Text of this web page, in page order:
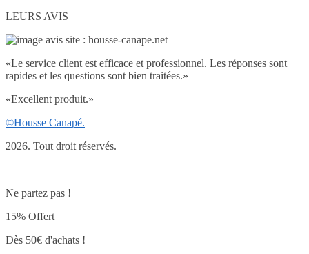
LEURS AVIS
«Le service client est efficace et professionnel. Les réponses sont
rapides et les questions sont bien traitées.»
«Excellent produit.»
©Housse Canapé.
2026. Tout droit réservés.
Ne partez pas !
15% Offert
Dès 50€ d'achats !